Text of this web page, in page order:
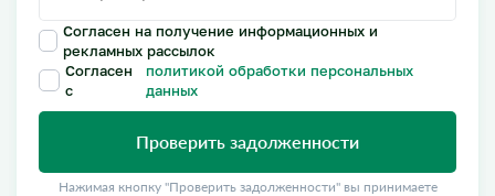
Согласен на получение информационных и
рекламных рассылок
Согласен
с
политикой обработки персональных
данных
Проверить задолженности
Нажимая кнопку "Проверить задолженности" вы принимаете